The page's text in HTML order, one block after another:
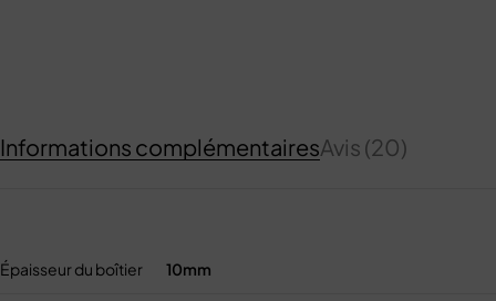
Informations complémentairesAvis (20)
Épaisseur du boîtier 10mm